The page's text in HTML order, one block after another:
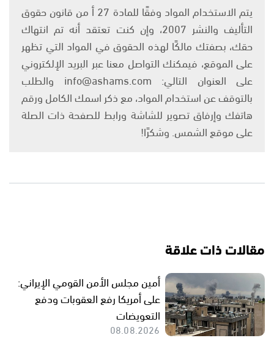
يتم الاستخدام المواد وفقًا للمادة 27 أ من قانون حقوق
التأليف والنشر 2007، وإن كنت تعتقد أنه تم انتهاك
حقك، بصفتك مالكًا لهذه الحقوق في المواد التي تظهر
على الموقع، فيمكنك التواصل معنا عبر البريد الإلكتروني
على العنوان التالي: info@ashams.com والطلب
بالتوقف عن استخدام المواد، مع ذكر اسمك الكامل ورقم
هاتفك وإرفاق تصوير للشاشة ورابط للصفحة ذات الصلة
على موقع الشمس. وشكرًا!
مقالات ذات علاقة
أمين مجلس الأمن القومي الإيراني:
على أمريكا رفع العقوبات ودفع
التعويضات
08.08.2026